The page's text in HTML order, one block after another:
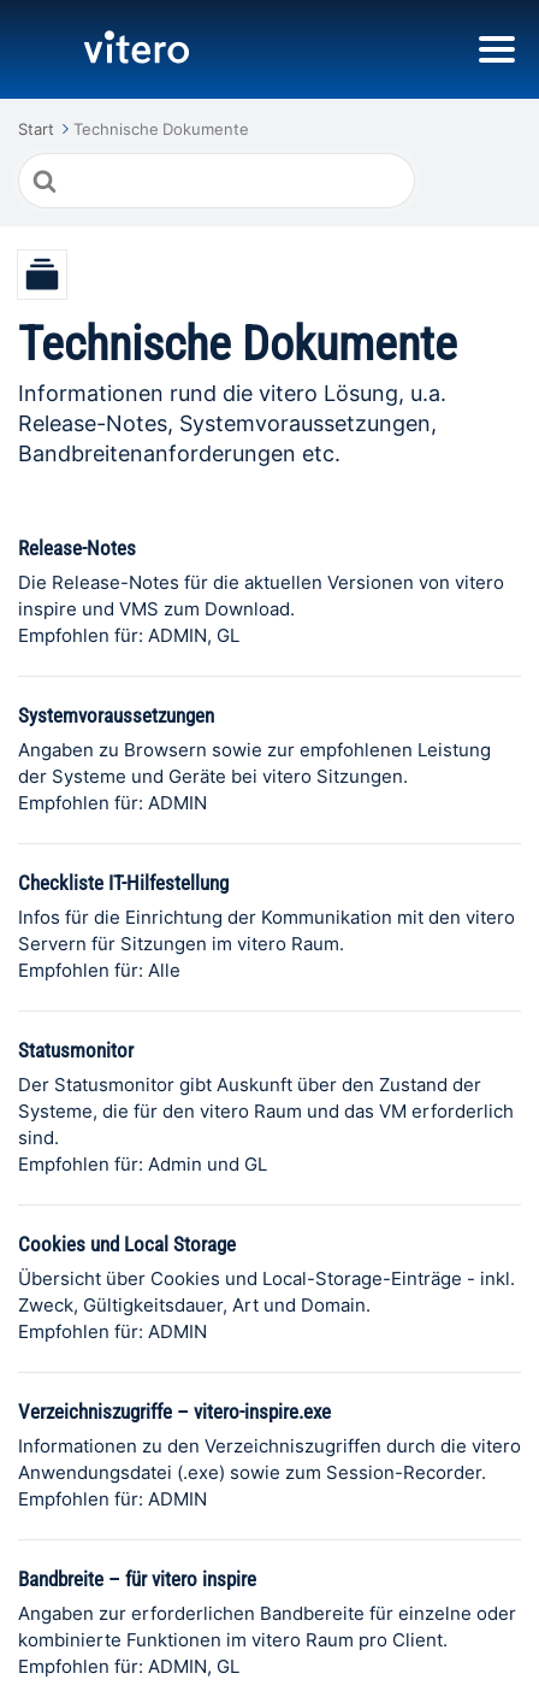
Start Technische Dokumente
Suche
nach
Technische Dokumente
Informationen rund die vitero Lösung, u.a.
Release-Notes, Systemvoraussetzungen,
Bandbreitenanforderungen etc.
Release-Notes
Die Release-Notes für die aktuellen Versionen von vitero
inspire und VMS zum Download.
Empfohlen für: ADMIN, GL
Systemvoraussetzungen
Angaben zu Browsern sowie zur empfohlenen Leistung
der Systeme und Geräte bei vitero Sitzungen.
Empfohlen für: ADMIN
Checkliste IT-Hilfestellung
Infos für die Einrichtung der Kommunikation mit den vitero
Servern für Sitzungen im vitero Raum.
Empfohlen für: Alle
Statusmonitor
Der Statusmonitor gibt Auskunft über den Zustand der
Systeme, die für den vitero Raum und das VM erforderlich
sind.
Empfohlen für: Admin und GL
Cookies und Local Storage
Übersicht über Cookies und Local-Storage-Einträge - inkl.
Zweck, Gültigkeitsdauer, Art und Domain.
Empfohlen für: ADMIN
Verzeichniszugriffe – vitero-inspire.exe
Informationen zu den Verzeichniszugriffen durch die vitero
Anwendungsdatei (.exe) sowie zum Session-Recorder.
Empfohlen für: ADMIN
Bandbreite – für vitero inspire
Angaben zur erforderlichen Bandbereite für einzelne oder
kombinierte Funktionen im vitero Raum pro Client.
Empfohlen für: ADMIN, GL